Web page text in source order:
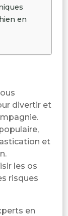
en
divertir et
et
les os
risques
en